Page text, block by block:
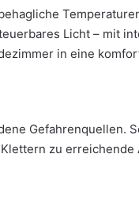
Licht – mit
in eine
Gefahrenquellen.
zu erreichende